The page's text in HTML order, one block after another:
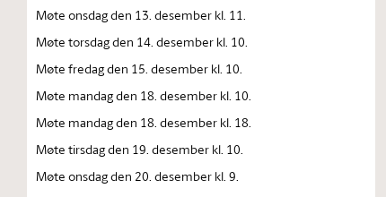
Møte onsdag den 13. desember kl. 11.
Møte torsdag den 14. desember kl. 10.
Møte fredag den 15. desember kl. 10.
Møte mandag den 18. desember kl. 10.
Møte mandag den 18. desember kl. 18.
Møte tirsdag den 19. desember kl. 10.
Møte onsdag den 20. desember kl. 9.